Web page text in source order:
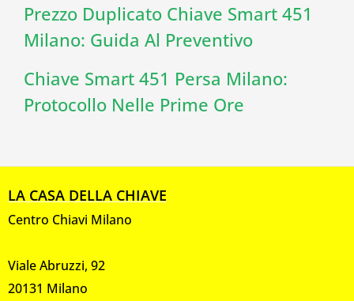
Prezzo Duplicato Chiave Smart 451
Milano: Guida Al Preventivo
Chiave Smart 451 Persa Milano:
Protocollo Nelle Prime Ore
LA CASA DELLA CHIAVE
Centro Chiavi Milano
Viale Abruzzi, 92
20131 Milano